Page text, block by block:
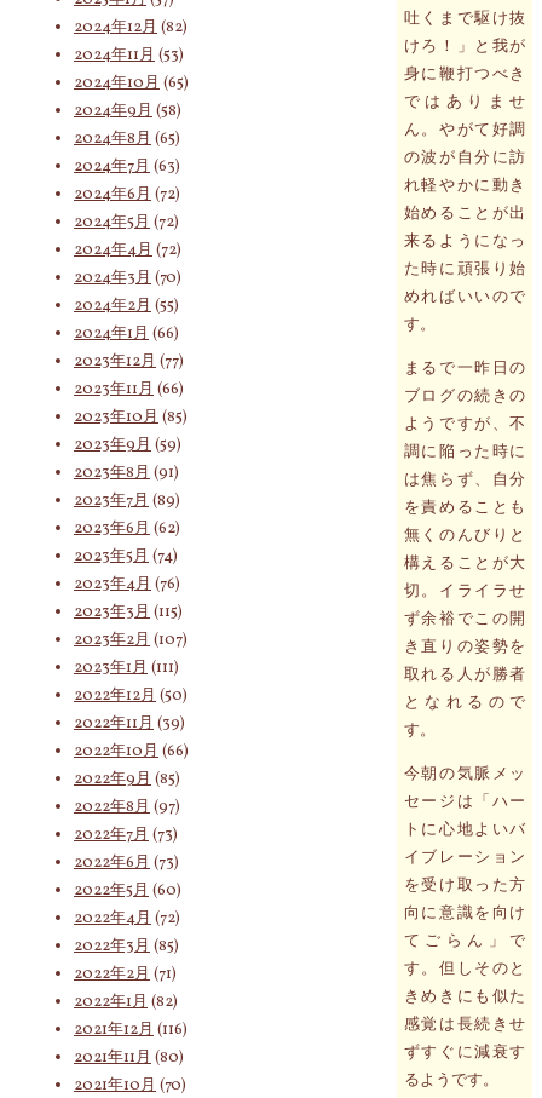
吐くまで駆け抜
けろ！」と我が
身に鞭打つべき
ではありませ
ん。やがて好調
の波が自分に訪
れ軽やかに動き
始めることが出
来るようになっ
た時に頑張り始
めればいいので
す。
まるで一昨日の
ブログの続きの
ようですが、不
調に陥った時に
は焦らず、自分
を責めることも
無くのんびりと
構えることが大
切。イライラせ
ず余裕でこの開
き直りの姿勢を
取れる人が勝者
となれるので
す。
今朝の気脈メッ
セージは「ハー
トに心地よいバ
イブレーション
を受け取った方
向に意識を向け
てごらん」で
す。但しそのと
きめきにも似た
感覚は長続きせ
ずすぐに減衰す
るようです。
2024年12月 (82)
2024年11月 (53)
2024年10月 (65)
2024年9月 (58)
2024年8月 (65)
2024年7月 (63)
2024年6月 (72)
2024年5月 (72)
2024年4月 (72)
2024年3月 (70)
2024年2月 (55)
2024年1月 (66)
2023年12月 (77)
2023年11月 (66)
2023年10月 (85)
2023年9月 (59)
2023年8月 (91)
2023年7月 (89)
2023年6月 (62)
2023年5月 (74)
2023年4月 (76)
2023年3月 (115)
2023年2月 (107)
2023年1月 (111)
2022年12月 (50)
2022年11月 (39)
2022年10月 (66)
2022年9月 (85)
2022年8月 (97)
2022年7月 (73)
2022年6月 (73)
2022年5月 (60)
2022年4月 (72)
2022年3月 (85)
2022年2月 (71)
2022年1月 (82)
2021年12月 (116)
2021年11月 (80)
2021年10月 (70)